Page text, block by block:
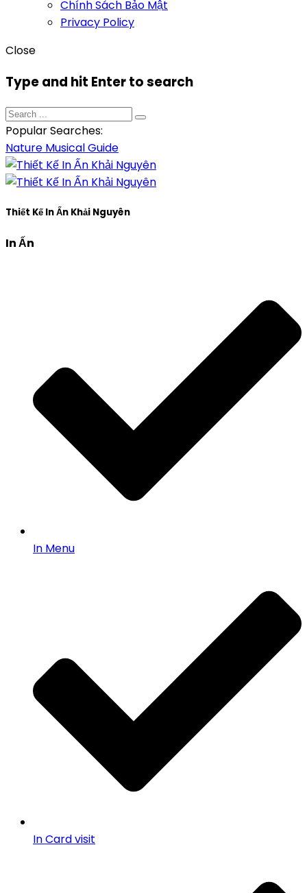
Chính Sách Bảo Mật
Privacy Policy
Close
Type and hit Enter to search
Popular Searches:
Nature MusicalGuide
Thiết Kế In Ấn Khải Nguyên
In Ấn
In Menu
In Card visit